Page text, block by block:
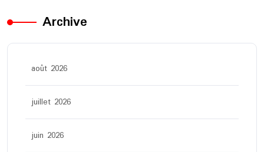
Archive
août 2026
juillet 2026
juin 2026